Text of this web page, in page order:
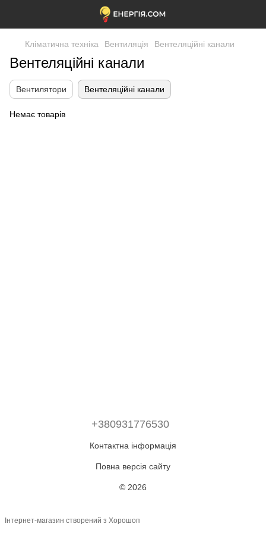
Кліматична техніка Вентиляція Вентеляційні канали
Вентеляційні канали
Вентилятори Вентеляційні канали
Немає товарів
+380931776530
Контактна інформація
Повна версія сайту
© 2026
Інтернет-магазин створений з Хорошоп